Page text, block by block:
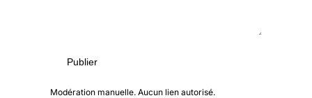
Publier
Modération manuelle. Aucun lien autorisé.